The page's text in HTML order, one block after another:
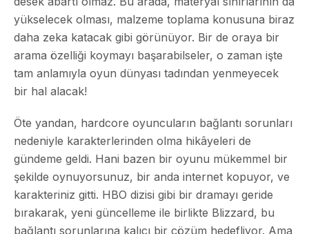
yükselecek olması, malzeme toplama konusuna biraz
daha zeka katacak gibi görünüyor. Bir de oraya bir
arama özelliği koymayı başarabilseler, o zaman işte
tam anlamıyla oyun dünyası tadından yenmeyecek
bir hal alacak!
Öte yandan, hardcore oyuncuların bağlantı sorunları
nedeniyle karakterlerinden olma hikâyeleri de
gündeme geldi. Hani bazen bir oyunu mükemmel bir
şekilde oynuyorsunuz, bir anda internet kopuyor, ve
karakteriniz gitti. HBO dizisi gibi bir dramayı geride
bırakarak, yeni güncelleme ile birlikte Blizzard, bu
bağlantı sorunlarına kalıcı bir çözüm hedefliyor. Ama